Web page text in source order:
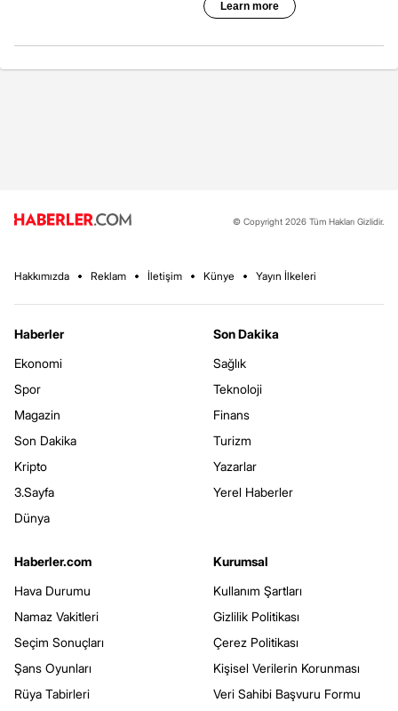
© Copyright 2026 Tüm Hakları Gizlidir.
Hakkımızda Reklam İletişim Künye Yayın İlkeleri
Haberler
Ekonomi
Spor
Magazin
Son Dakika
Kripto
3.Sayfa
Dünya
Son Dakika
Sağlık
Teknoloji
Finans
Turizm
Yazarlar
Yerel Haberler
Haberler.com
Hava Durumu
Namaz Vakitleri
Seçim Sonuçları
Şans Oyunları
Rüya Tabirleri
Kurumsal
Kullanım Şartları
Gizlilik Politikası
Çerez Politikası
Kişisel Verilerin Korunması
Veri Sahibi Başvuru Formu